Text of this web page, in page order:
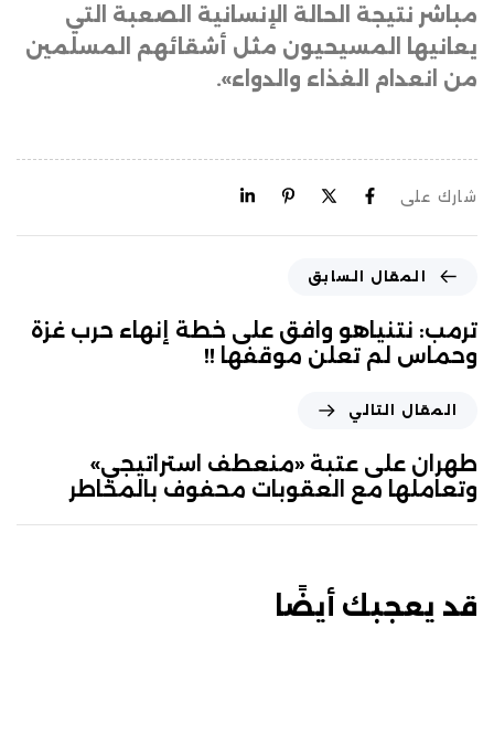
مباشر نتيجة الحالة الإنسانية الصعبة التي
يعانيها المسيحيون مثل أشقائهم المسلمين
من انعدام الغذاء والدواء».
شارك على
المقال السابق
ترمب: نتنياهو وافق على خطة إنهاء حرب غزة
وحماس لم تعلن موقفها !!
المقال التالي
طهران على عتبة «منعطف استراتيجي»
وتعاملها مع العقوبات محفوف بالمخاطر
قد يعجبك أيضًا